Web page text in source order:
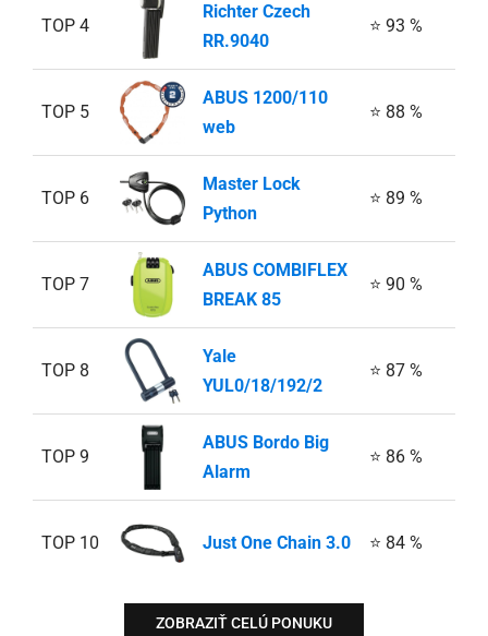
TOP 4
Richter Czech
RR.9040
⭐ 93 %
TOP 5
ABUS 1200/110
web
⭐ 88 %
TOP 6
Master Lock
Python
⭐ 89 %
TOP 7
ABUS COMBIFLEX
BREAK 85
⭐ 90 %
TOP 8
Yale
YUL0/18/192/2
⭐ 87 %
TOP 9
ABUS Bordo Big
Alarm
⭐ 86 %
TOP 10 Just One Chain 3.0 ⭐ 84 %
ZOBRAZIŤ CELÚ PONUKU